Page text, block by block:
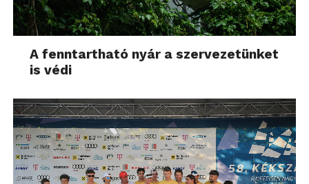
A fenntartható nyár a szervezetünket
is védi